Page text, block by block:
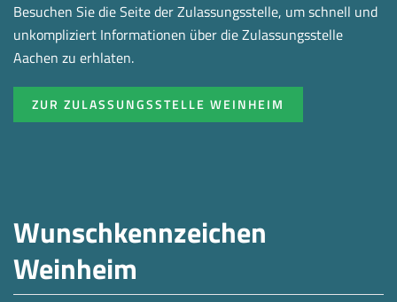
Besuchen Sie die Seite der Zulassungsstelle, um schnell und
unkompliziert Informationen über die Zulassungsstelle
Aachen zu erhlaten.
ZUR ZULASSUNGSSTELLE WEINHEIM
Wunschkennzeichen
Weinheim